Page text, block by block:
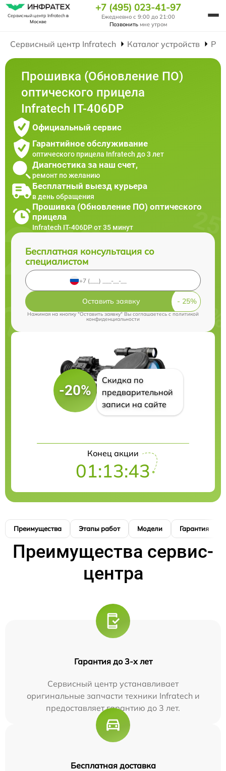
Сервисный центр Infratechв
Москве
+7 (495) 023-41-97
Ежедневно с 9:00 до 21:00
Позвонить мне утром
Сервисный центр Infratech Каталог устройств
Прошивка (Обновление ПО)
оптического прицела
Infratech IT-406DP
Официальный сервис
Гарантийное обслуживание
оптического прицела Infratech до 3 лет
Диагностика за наш счет,
ремонт по желанию
Бесплатный выезд курьера
в день обращения
Прошивка (Обновление ПО) оптического
прицела
Infratech IT-406DP от 35 минут
Бесплатная консультация со
специалистом
Оставить заявку
Нажимая на кнопку "Оставить заявку" Вы соглашаетесь cполитикой
конфиденциальности
-20%
Скидка по
предварительной
записи на сайте
Конец акции
01:13:42
Преимущества Этапы работ Модели Гарантия
Преимущества сервис-
центра
Гарантия до 3-х лет
Сервисный центр устанавливает
оригинальные запчасти техники Infratech и
предоставляет гарантию до 3 лет.
Бесплатная доставка